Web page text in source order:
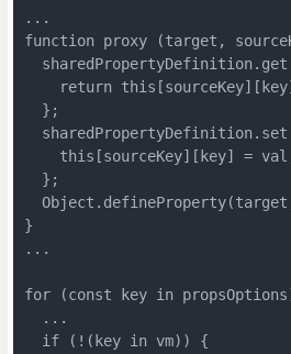
...
function proxy (target,
    return this[sourceKey][key]
  };
this[sourceKey][key] =
  };
}
...
for (const key in
  ...
  if (!(key in vm)) {